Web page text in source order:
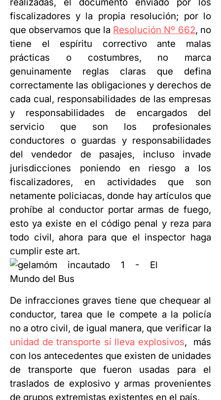
fiscalizadores y la propia resolución; por lo
que observamos que la Resolución Nº 662, no
tiene el espíritu correctivo ante malas
prácticas o costumbres, no marca
genuinamente reglas claras que defina
correctamente las obligaciones y derechos de
cada cual, responsabilidades de las empresas
y responsabilidades de encargados del
servicio que son los profesionales
conductores o guardas y responsabilidades
del vendedor de pasajes, incluso invade
jurisdicciones poniendo en riesgo a los
fiscalizadores, en actividades que son
netamente policiacas, donde hay artículos que
prohíbe al conductor portar armas de fuego,
esto ya existe en el código penal y reza para
todo civil, ahora para que el inspector haga
cumplir este art.
De infracciones graves tiene que chequear al
conductor, tarea que le compete a la policía
no a otro civil, de igual manera, que verificar la
unidad de transporte si lleva explosivos, más
con los antecedentes que existen de unidades
de transporte que fueron usadas para el
traslados de explosivo y armas provenientes
de grupos extremistas existentes en el país.